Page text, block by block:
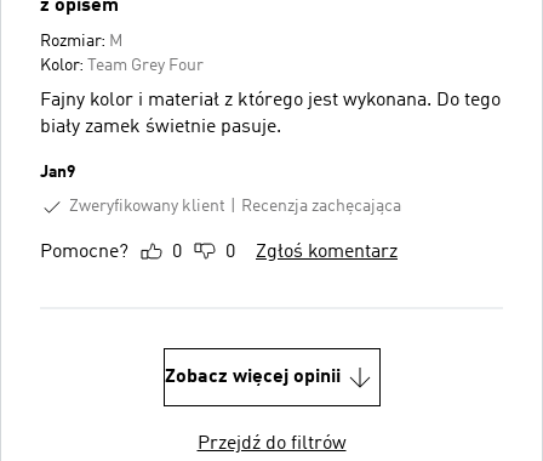
z opisem
Rozmiar: M
Kolor:
Team Grey Four
Fajny kolor i materiał z którego jest wykonana. Do tego
biały zamek świetnie pasuje.
Jan9
Zweryfikowany klient
Recenzja zachęcająca
Pomocne? 0 0 Zgłoś komentarz
Zobacz więcej opinii
Przejdź do filtrów